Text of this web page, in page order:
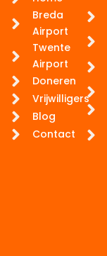
Breda
Airport
Twente
Airport
Doneren
Vrijwilligers
Blog
Contact